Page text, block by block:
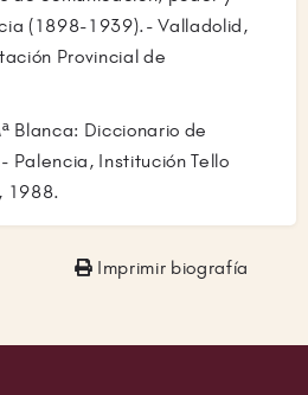
(1898-1939).- Valladolid,
Provincial de
Blanca: Diccionario de
Palencia, Institución Tello
1988.
Imprimir biografía